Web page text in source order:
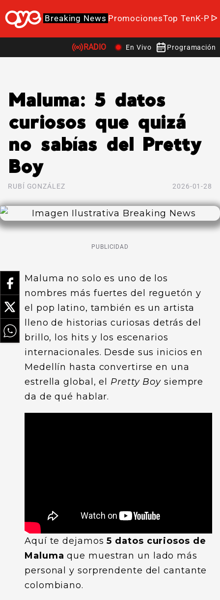
Breaking News PromocionesTop TenK-Pop
RADIO En Vivo Programación
Maluma: 5 datos
curiosos que quizá
no sabías del Pretty
Boy
RUBÍ GONZÁLEZ 2026-01-28
PUBLICIDAD
Maluma no solo es uno de los
nombres más fuertes del reguetón y
el pop latino, también es un artista
lleno de historias curiosas detrás del
brillo, los hits y los escenarios
internacionales. Desde sus inicios en
Medellín hasta convertirse en una
estrella global, el Pretty Boy siempre
da de qué hablar.
Aquí te dejamos5 datos curiosos de
Maluma que muestran un lado más
personal y sorprendente del cantante
colombiano.